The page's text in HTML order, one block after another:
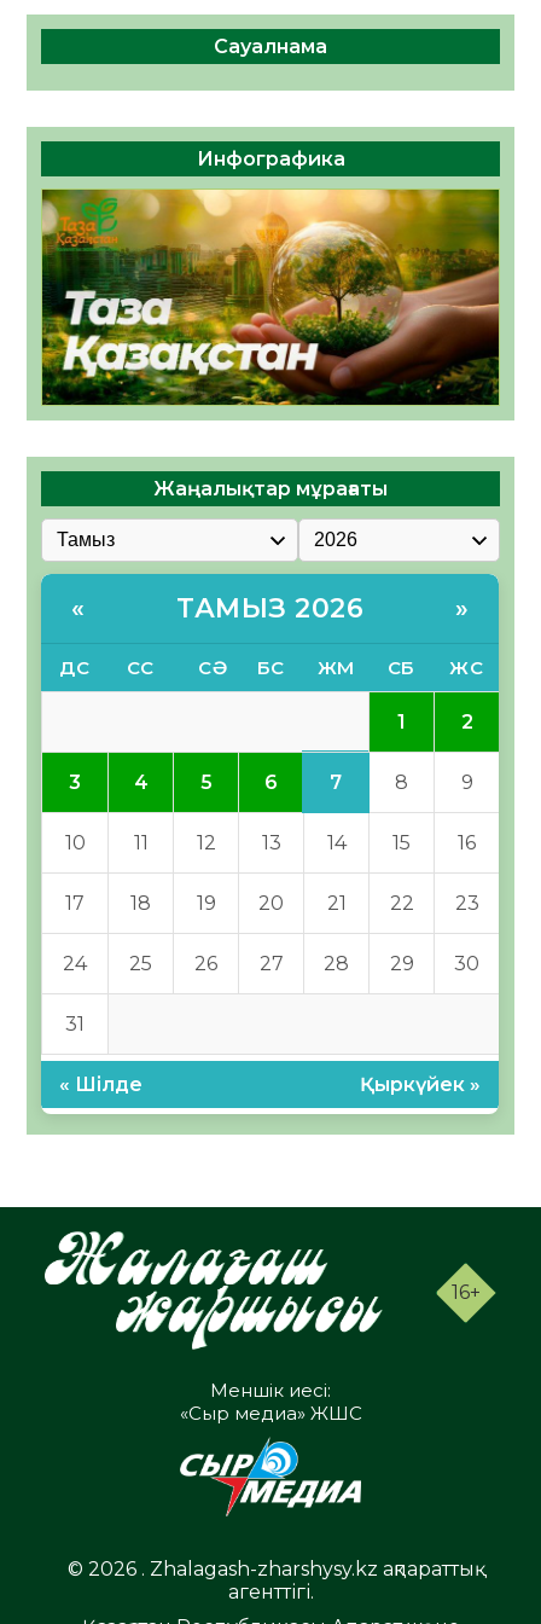
Сауалнама
Инфографика
Жаңалықтар мұрағаты
« ТАМЫЗ 2026 »
ДС СС СӘ БС ЖМ СБ ЖС
1 2
3 4 5 6 7 8 9
10 11 12 13 14 15 16
17 18 19 20 21 22 23
24 25 26 27 28 29 30
31
« Шілде Қыркүйек »
16+
Меншік иесі:
«Сыр медиа» ЖШС
© 2026 . Zhalagash-zharshysy.kz ақпараттық
агенттігі.